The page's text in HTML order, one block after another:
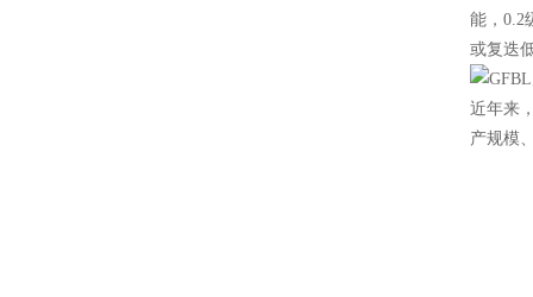
能，0.2
或复迭
近年来
产规模